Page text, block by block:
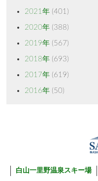
2021年(401)
2020年(388)
2019年(567)
2018年(693)
2017年(619)
2016年(50)
白山一里野温泉スキー場